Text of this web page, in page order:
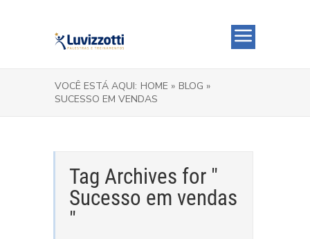
VOCÊ ESTÁ AQUI: HOME » BLOG »
SUCESSO EM VENDAS
Tag Archives for "
Sucesso em vendas
"